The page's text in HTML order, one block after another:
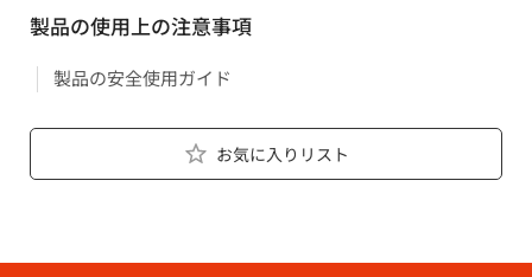
製品の使用上の注意事項
製品の安全使用ガイド
お気に入りリスト